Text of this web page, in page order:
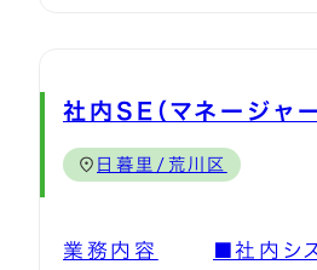
講演会の
歯を守る
研修制度
社内SE（マネージャ
日暮里/荒川区
業務内容
■社内シ